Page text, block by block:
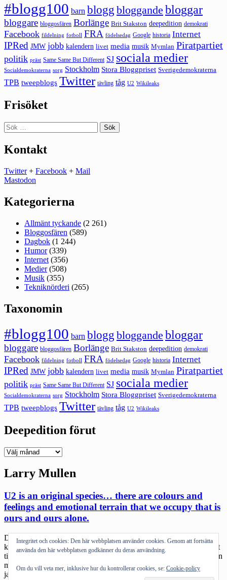
#blogg100 barn blogg bloggande bloggar
bloggare bloggosfären Borlänge Brit Stakston deepedition demokrati
Facebook fildelning fotboll FRA födelsedag Google historia Internet
IPRed JMW jobb kalendern livet media musik Mymlan Piratpartiet
politik präst Same Same But Different SJ sociala medier
Socialdemokraterna sorg Stockholm Stora Bloggpriset Sverigedemokraterna
TPB tweepblogs Twitter tävling tåg U2 Wikileaks
Frisöket
Sök
efter:
Kontakt
Twitter+ Facebook + Mail
Mastodon
Kategorierna
Allmänt tyckande (2 261)
Bloggosfären (589)
Dagbok (1 244)
Humor(339)
Internet (356)
Medier(508)
Musik (355)
Tekniknörderi (265)
Taxonomin
#blogg100 barn blogg bloggande bloggar
bloggare bloggosfären Borlänge Brit Stakston deepedition demokrati
Facebook fildelning fotboll FRA födelsedag Google historia Internet
IPRed JMW jobb kalendern livet media musik Mymlan Piratpartiet
politik präst Same Same But Different SJ sociala medier
Socialdemokraterna sorg Stockholm Stora Bloggpriset Sverigedemokraterna
TPB tweepblogs Twitter tävling tåg U2 Wikileaks
Deepedition förut
Deepedition
Larry Mullen
U2 is an original species… there are colours and
feelings and emotional terrain that we occupy that is
ours and ours alone.
Den här postningen är på något jävla sätt tillägnad den enda jag
känner som är lika galet kär i U2 som jag: Josh. Jag har äntligen fått
tid att verkligen lyssna genom ”No line on the horizon” (här finns en
massa postningar som är taggade med U2). Jag kan lugnt säga att
jag kommer att […]
Integritet och cookies: Den här webbplatsen använder cookies. Genom att fortsätta
använda den här webbplatsen godkänner du deras användning.
Om du vill veta mer, inklusive hur du kontrollerar cookies, se: Cookie-policy